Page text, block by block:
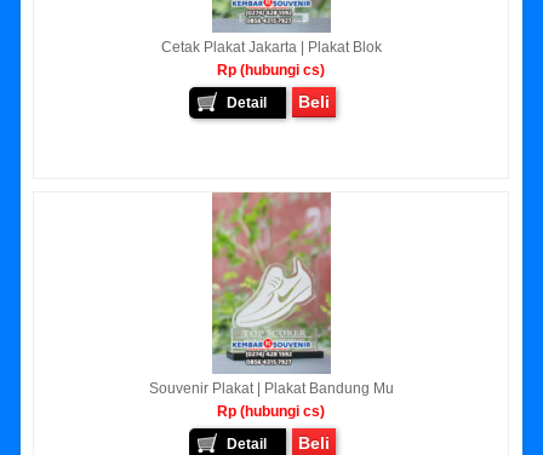
Cetak Plakat Jakarta | Plakat Blok
Rp (hubungi cs)
Detail
Beli
Souvenir Plakat | Plakat Bandung Mu
Rp (hubungi cs)
Detail
Beli